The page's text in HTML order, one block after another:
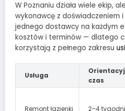
W Poznaniu działa wiele ekip,
wykonawcę z doświadczeniem
jednego dostawcy na każdym
kosztów i terminów — dlatego
korzystają z pełnego zakresu
Usługa
czas
Remont łazienki 2–4